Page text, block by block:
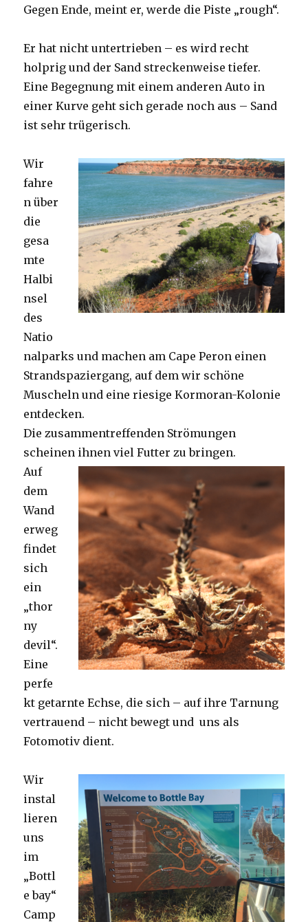
Gegen Ende, meint er, werde die Piste „rough“.
Er hat nicht untertrieben – es wird recht
holprig und der Sand streckenweise tiefer.
Eine Begegnung mit einem anderen Auto in
einer Kurve geht sich gerade noch aus – Sand
ist sehr trügerisch.
Wir
fahre
n über
die
gesa
mte
Halbi
nsel
des
Natio
nalparks und machen am Cape Peron einen
Strandspaziergang, auf dem wir schöne
Muscheln und eine riesige Kormoran-Kolonie
entdecken.
Die zusammentreffenden Strömungen
scheinen ihnen viel Futter zu bringen.
Auf
dem
Wand
erweg
findet
sich
ein
„thor
ny
devil“.
Eine
perfe
kt getarnte Echse, die sich – auf ihre Tarnung
vertrauend – nicht bewegt und uns als
Fotomotiv dient.
Wir
instal
lieren
uns
im
„Bottl
e bay“
Camp